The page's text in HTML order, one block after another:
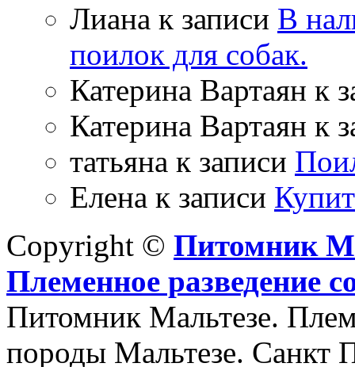
Лиана к записи В
поилок для собак.
Катерина Вартаян к
Катерина Вартаян к
татьяна к записи
Елена к записи
Copyright © Питомник
Племенное разведение
Питомник Мальтезе.
породы Мальтезе. Санкт